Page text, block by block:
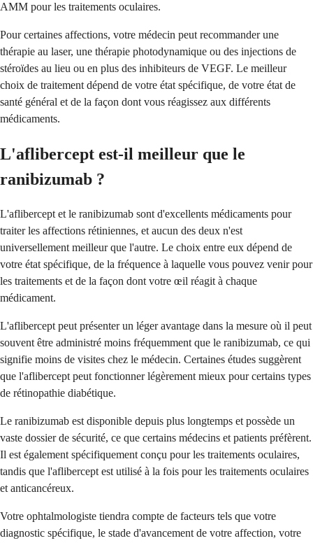
AMM pour les traitements oculaires.
Pour certaines affections, votre médecin peut recommander une
thérapie au laser, une thérapie photodynamique ou des injections de
stéroïdes au lieu ou en plus des inhibiteurs de VEGF. Le meilleur
choix de traitement dépend de votre état spécifique, de votre état de
santé général et de la façon dont vous réagissez aux différents
médicaments.
L'aflibercept est-il meilleur que le
ranibizumab ?
L'aflibercept et le ranibizumab sont d'excellents médicaments pour
traiter les affections rétiniennes, et aucun des deux n'est
universellement meilleur que l'autre. Le choix entre eux dépend de
votre état spécifique, de la fréquence à laquelle vous pouvez venir pour
les traitements et de la façon dont votre œil réagit à chaque
médicament.
L'aflibercept peut présenter un léger avantage dans la mesure où il peut
souvent être administré moins fréquemment que le ranibizumab, ce qui
signifie moins de visites chez le médecin. Certaines études suggèrent
que l'aflibercept peut fonctionner légèrement mieux pour certains types
de rétinopathie diabétique.
Le ranibizumab est disponible depuis plus longtemps et possède un
vaste dossier de sécurité, ce que certains médecins et patients préfèrent.
Il est également spécifiquement conçu pour les traitements oculaires,
tandis que l'aflibercept est utilisé à la fois pour les traitements oculaires
et anticancéreux.
Votre ophtalmologiste tiendra compte de facteurs tels que votre
diagnostic spécifique, le stade d'avancement de votre affection, votre